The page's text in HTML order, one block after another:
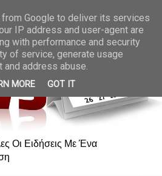
Οι Ειδήσεις Με Ένα
Google to deliver its services
IP address and user-agent are
with performance and security
of service, generate usage
address abuse.
MORE GOT IT